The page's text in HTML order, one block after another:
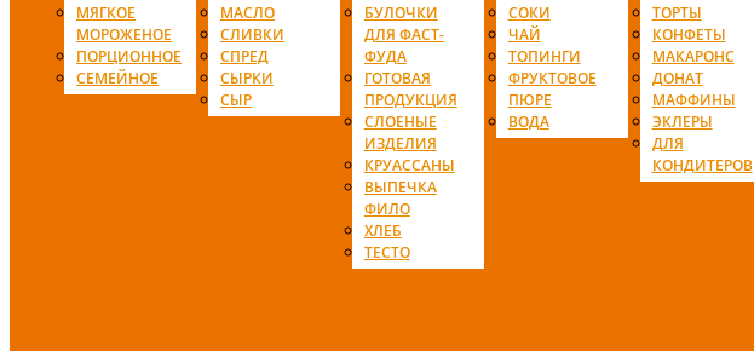
МЯГКОЕ
МОРОЖЕНОЕ
ПОРЦИОННОЕ
СЕМЕЙНОЕ
МАСЛО
СЛИВКИ
СПРЕД
СЫРКИ
СЫР
БУЛОЧКИ
ДЛЯ ФАСТ-
ФУДА
ГОТОВАЯ
ПРОДУКЦИЯ
СЛОЕНЫЕ
ИЗДЕЛИЯ
КРУАССАНЫ
ВЫПЕЧКА
ФИЛО
ХЛЕБ
ТЕСТО
СОКИ
ЧАЙ
ТОПИНГИ
ФРУКТОВОЕ
ПЮРЕ
ВОДА
ТОРТЫ
КОНФЕТЫ
МАКАРОНС
ДОНАТ
МАФФИНЫ
ЭКЛЕРЫ
ДЛЯ
КОНДИТЕРОВ